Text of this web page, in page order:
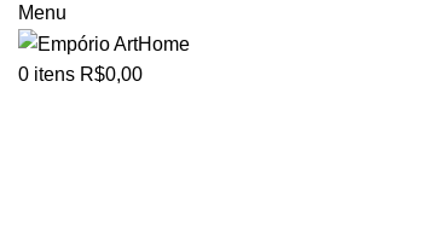
Menu
0 itens R$0,00